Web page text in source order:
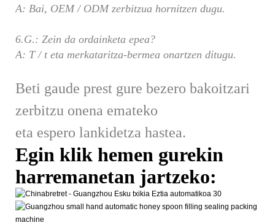
A: Bai, OEM / ODM zerbitzua hornitzen dugu.
6.G.: Zein da ordainketa epea?
A: T / t eta merkataritza-bermea onartzen ditugu.
Beti gaude prest gure bezero bakoitzari
zerbitzu onena emateko
eta espero lankidetza hastea.
Egin klik hemen gurekin
harremanetan jartzeko: